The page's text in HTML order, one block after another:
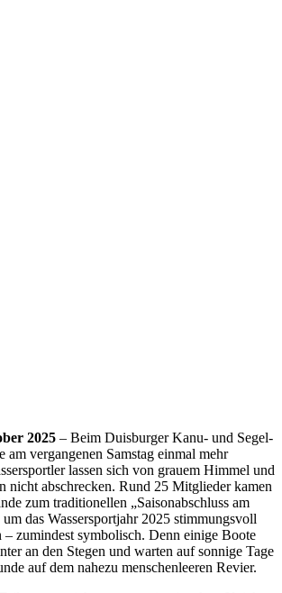
2025 – Beim Duisburger Kanu- und Segel-
vergangenen Samstag einmal mehr
lassen sich von grauem Himmel und
nicht abschrecken. Rund 25 Mitglieder kamen
zum traditionellen „Saisonabschluss am
um das Wassersportjahr 2025 stimmungsvoll
– zumindest symbolisch. Denn einige Boote
an den Stegen und warten auf sonnige Tage
auf dem nahezu menschenleeren Revier.